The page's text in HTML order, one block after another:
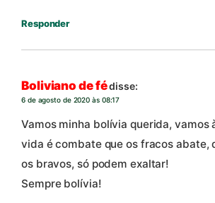
Responder
Boliviano de fédisse:
6 de agosto de 2020 às 08:17
Vamos minha bolívia querida, vamos
vida é combate que os fracos abate,
os bravos, só podem exaltar!
Sempre bolívia!